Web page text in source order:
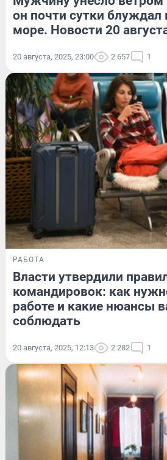
он почти сутки
море. Новости 20
20 августа, 2025, 23:00 2 657 1
РАБОТА
Власти утвердили
командировок: как
работе и какие нюансы
соблюдать
20 августа, 2025, 12:13 2 282 1